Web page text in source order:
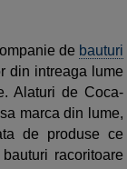
de bauturi
din intreaga lume
Alaturi de Coca-
marca din lume,
de produse ce
racoritoare